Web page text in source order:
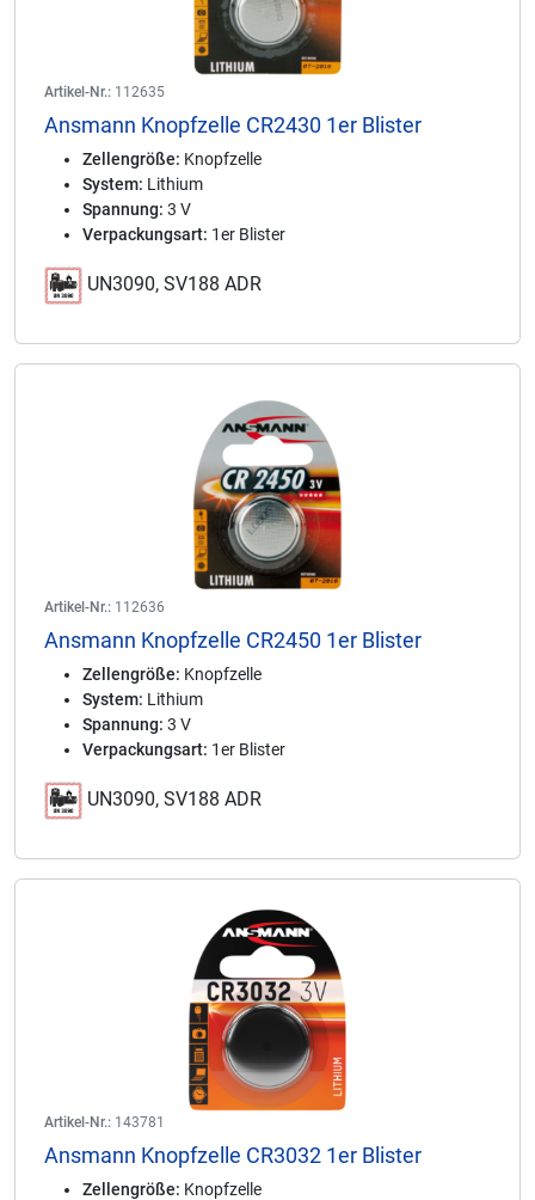
Artikel-Nr.: 112635
Ansmann Knopfzelle CR2430 1er Blister
Zellengröße: Knopfzelle
System: Lithium
Spannung: 3 V
Verpackungsart: 1er Blister
UN3090, SV188 ADR
Artikel-Nr.: 112636
Ansmann Knopfzelle CR2450 1er Blister
Zellengröße: Knopfzelle
System: Lithium
Spannung: 3 V
Verpackungsart: 1er Blister
UN3090, SV188 ADR
Artikel-Nr.: 143781
Ansmann Knopfzelle CR3032 1er Blister
Zellengröße: Knopfzelle